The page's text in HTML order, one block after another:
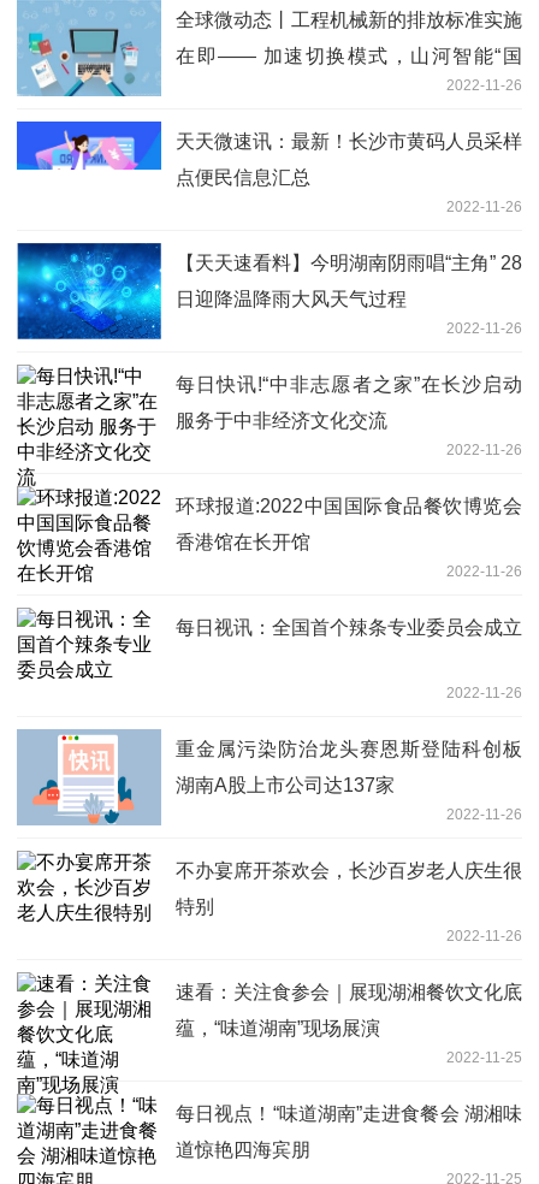
全球微动态丨工程机械新的排放标准实施
在即—— 加速切换模式，山河智能“国
2022-11-26
天天微速讯：最新！长沙市黄码人员采样
点便民信息汇总
2022-11-26
【天天速看料】今明湖南阴雨唱“主角” 28
日迎降温降雨大风天气过程
2022-11-26
每日快讯!“中非志愿者之家”在长沙启动
服务于中非经济文化交流
2022-11-26
环球报道:2022中国国际食品餐饮博览会
香港馆在长开馆
2022-11-26
每日视讯：全国首个辣条专业委员会成立
2022-11-26
重金属污染防治龙头赛恩斯登陆科创板
湖南A股上市公司达137家
2022-11-26
不办宴席开茶欢会，长沙百岁老人庆生很
特别
2022-11-26
速看：关注食参会｜展现湖湘餐饮文化底
蕴，“味道湖南”现场展演
2022-11-25
每日视点！“味道湖南”走进食餐会 湖湘味
道惊艳四海宾朋
2022-11-25